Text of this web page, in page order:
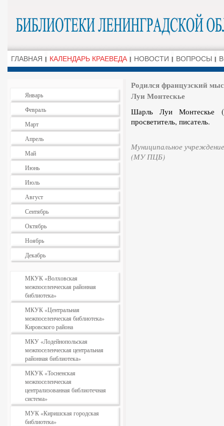
ГЛАВНАЯ КАЛЕНДАРЬ КРАЕВЕДА НОВОСТИ ВОПРОСЫ
Январь
Февраль
Март
Апрель
Май
Июнь
Июль
Август
Сентябрь
Октябрь
Ноябрь
Декабрь
МКУК «Волховская
межпоселенческая районная
библиотека»
МКУК «Центральная
межпоселенческая библиотека»
Кировского района
МКУ «Лодейнопольская
межпоселенческая центральная
районная библиотека»
МКУК «Тосненская
межпоселенческая
централизованная библиотечная
система»
МУК «Киришская городская
библиотека»
Родился французский
Луи Монтескье
Шарль Луи Монтескье
просветитель, писатель.
Муниципальное
(МУ ПЦБ)